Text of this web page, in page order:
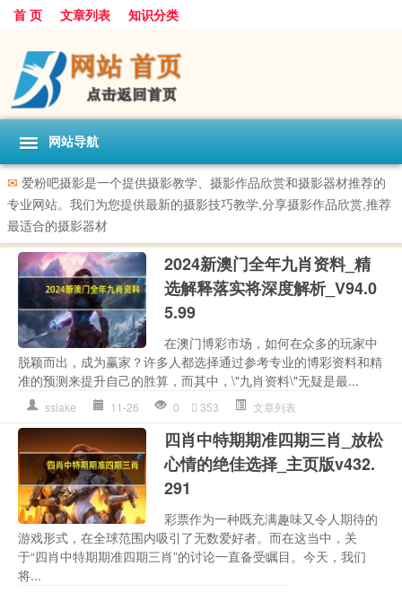
首 页 文章列表 知识分类
网站导航
✉ 爱粉吧摄影是一个提供摄影教学、摄影作品欣赏和摄影器材推荐的
专业网站。我们为您提供最新的摄影技巧教学,分享摄影作品欣赏,推荐
最适合的摄影器材
2024新澳门全年九肖资料_精
选解释落实将深度解析_V94.0
5.99
在澳门博彩市场，如何在众多的玩家中
脱颖而出，成为赢家？许多人都选择通过参考专业的博彩资料和精
准的预测来提升自己的胜算，而其中，\"九肖资料\"无疑是最...
sslake 11-26 0 353 文章列表
四肖中特期期准四期三肖_放松
心情的绝佳选择_主页版v432.
291
彩票作为一种既充满趣味又令人期待的
游戏形式，在全球范围内吸引了无数爱好者。而在这当中，关
于“四肖中特期期准四期三肖”的讨论一直备受瞩目。今天，我们
将...